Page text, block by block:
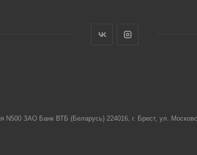
N500 ЗАО Банк ВТБ (Беларусь) 224016, г. Брест, ул.